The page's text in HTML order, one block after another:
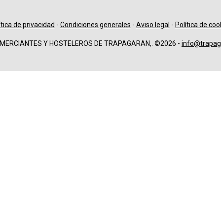
de privacidad - Condiciones generales - Aviso legal - Política de
Y HOSTELEROS DE TRAPAGARAN,. ©2026 -